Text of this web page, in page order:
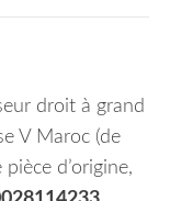
droit à grand
V Maroc (de
d’origine,